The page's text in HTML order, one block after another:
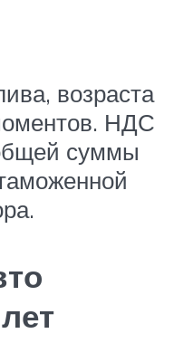
возраста
НДС
суммы